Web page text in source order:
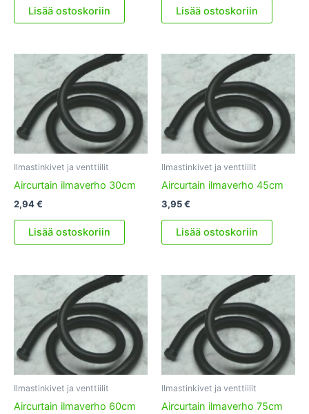
Lisää ostoskoriin Lisää ostoskoriin
Ilmastinkivet ja venttiilit
Aircurtain ilmaverho 30cm
2,94€
Lisää ostoskoriin
Ilmastinkivet ja venttiilit
Aircurtain ilmaverho 45cm
3,95€
Lisää ostoskoriin
Ilmastinkivet ja venttiilit
Aircurtain ilmaverho 60cm
Ilmastinkivet ja venttiilit
Aircurtain ilmaverho 75cm